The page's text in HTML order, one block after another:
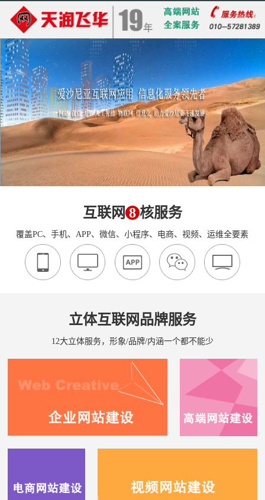
互联网 8 核服务
覆盖PC、手机、APP、微信、小程序、电商、视频、运维全要素
立体互联网品牌服务
12大立体服务，形象/品牌/内涵一个都不能少